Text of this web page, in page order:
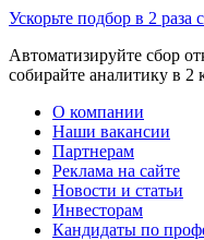
Ускорьте подбор в 2 раза
Автоматизируйте сбор
собирайте аналитику в 2
О компании
Наши вакансии
Партнерам
Реклама на сайте
Новости и статьи
Инвесторам
Кандидаты по